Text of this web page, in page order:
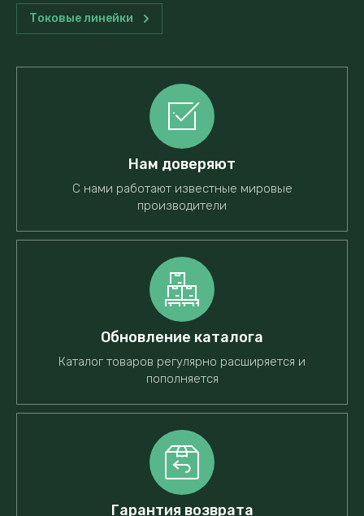
Токовые линейки
Нам доверяют
С нами работают известные мировые
производители
Обновление каталога
Каталог товаров регулярно расширяется и
пополняется
Гарантия возврата